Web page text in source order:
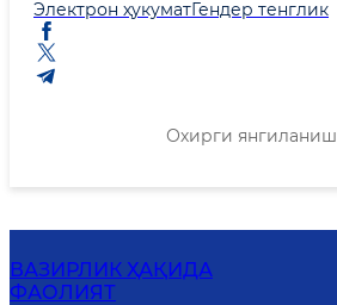
Электрон ҳукуматГендер тенглик
Охирги янгиланиш:
ВАЗИРЛИК ҲАҚИДА
ФАОЛИЯТ